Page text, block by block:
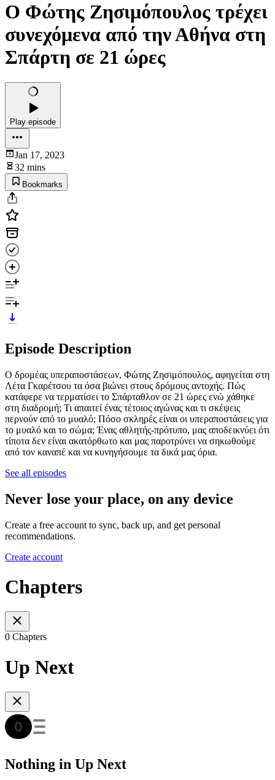
Ο Φώτης Ζησιμόπουλος τρέχει
συνεχόμενα από την Αθήνα στη
Σπάρτη σε 21 ώρες
Play episode
Jan 17, 2023
32 mins
Bookmarks
Episode Description
Ο δρομέας υπεραποστάσεων, Φώτης Ζησιμόπουλος, αφηγείται στη
Λέτα Γκαρέτσου τα όσα βιώνει στους δρόμους αντοχής. Πώς
κατάφερε να τερματίσει το Σπάρταθλον σε 21 ώρες ενώ χάθηκε
στη διαδρομή; Τι απαιτεί ένας τέτοιος αγώνας και τι σκέψεις
περνούν από το μυαλό; Πόσο σκληρές είναι οι υπεραποστάσεις για
το μυαλό και το σώμα; Ένας αθλητής-πρότυπο, μας αποδεικνύει ότι
τίποτα δεν είναι ακατόρθωτο και μας παροτρύνει να σηκωθούμε
από τον καναπέ και να κυνηγήσουμε τα δικά μας όρια.
See all episodes
Never lose your place, on any device
Create a free account to sync, back up, and get personal
recommendations.
Create account
Chapters
0 Chapters
Up Next
Nothing in Up Next